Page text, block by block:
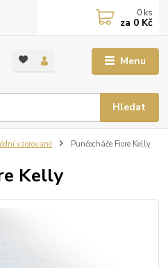
Menu
Hledat
0 ks
za 0 Kč
vzorované Punčocháče Fiore Kelly
Kelly